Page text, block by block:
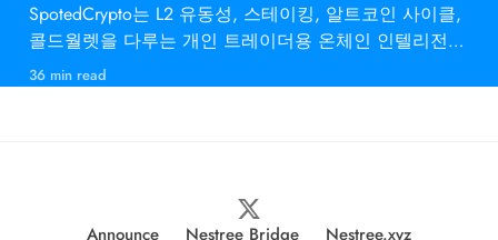
SpotedCrypto는 L2 유동성, 스테이킹, 알트코인 사이클,
콜드월렛을 다루는 개인 트레이더용 온체인 인텔리전스
다.
36 min read
Announce Nestree Bridge Nestree.xyz